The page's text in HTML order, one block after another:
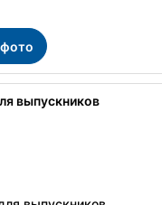
выпускников